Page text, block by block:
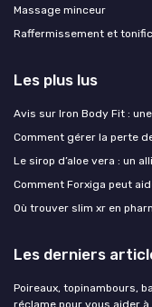
Massage minceur
Raffermissement et
Les plus lus
Avis sur Iron Body Fit :
Comment gérer la perte
Le sirop d’aloe vera : un
Comment Forxiga peut
Où trouver slim xr en
Les derniers
Poireaux, topinambours,